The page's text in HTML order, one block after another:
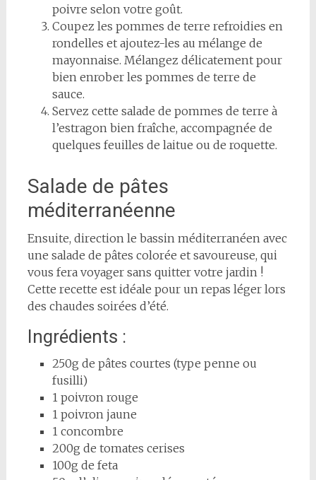
poivre selon votre goût.
Coupez les pommes de terre refroidies en
rondelles et ajoutez-les au mélange de
mayonnaise. Mélangez délicatement pour
bien enrober les pommes de terre de
sauce.
Servez cette salade de pommes de terre à
l’estragon bien fraîche, accompagnée de
quelques feuilles de laitue ou de roquette.
Salade de pâtes
méditerranéenne
Ensuite, direction le bassin méditerranéen avec
une salade de pâtes colorée et savoureuse, qui
vous fera voyager sans quitter votre jardin !
Cette recette est idéale pour un repas léger lors
des chaudes soirées d’été.
Ingrédients :
250g de pâtes courtes (type penne ou
fusilli)
1 poivron rouge
1 poivron jaune
1 concombre
200g de tomates cerises
100g de feta